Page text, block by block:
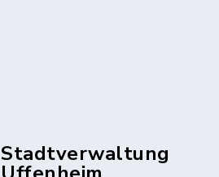
Stadtverwaltung